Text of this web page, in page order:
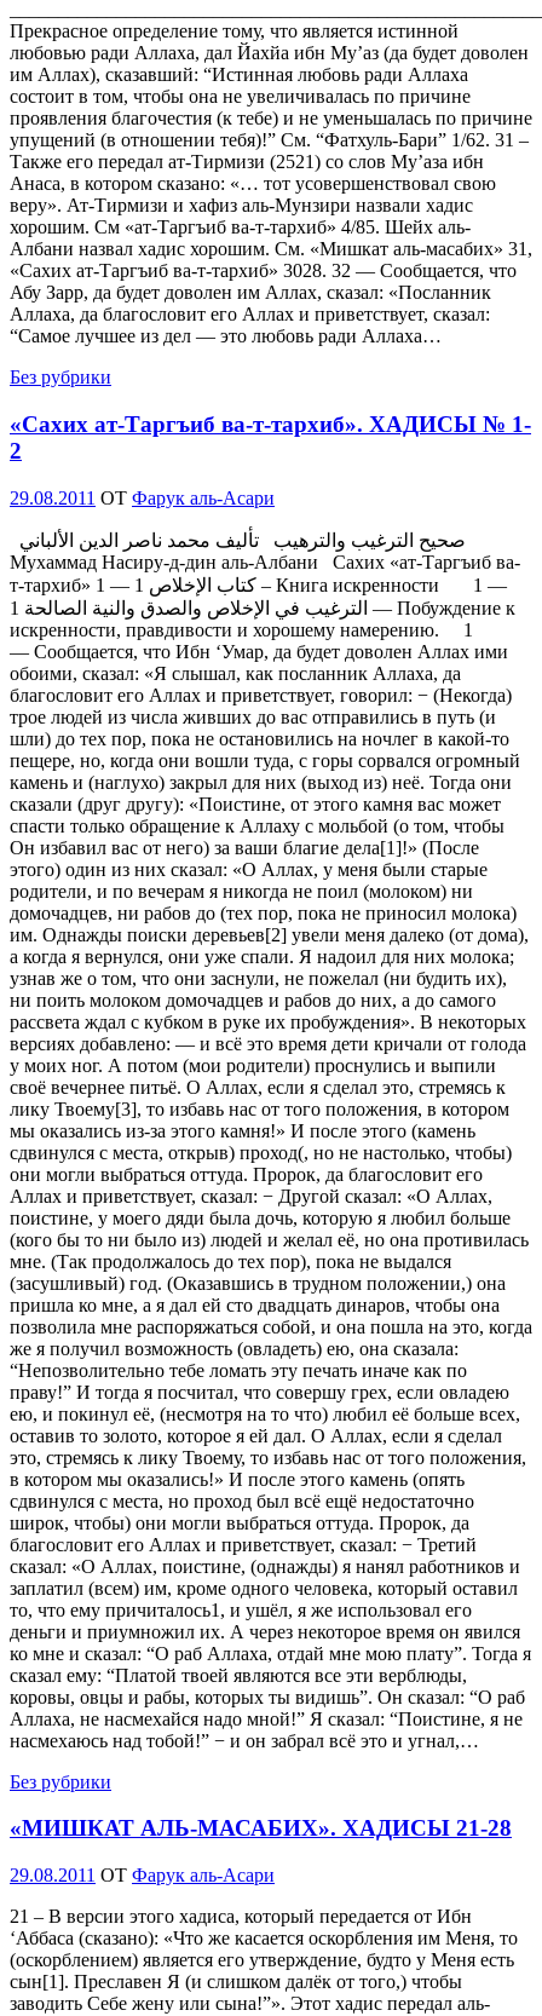
Прекрасное определение тому, что является истинной
любовью ради Аллаха, дал Йахйа ибн Му’аз (да будет доволен
им Аллах), сказавший: “Истинная любовь ради Аллаха
состоит в том, чтобы она не увеличивалась по причине
проявления благочестия (к тебе) и не уменьшалась по причине
упущений (в отношении тебя)!” См. “Фатхуль-Бари” 1/62. 31 –
Также его передал ат-Тирмизи (2521) со слов Му’аза ибн
Анаса, в котором сказано: «… тот усовершенствовал свою
веру». Ат-Тирмизи и хафиз аль-Мунзири назвали хадис
хорошим. См «ат-Таргъиб ва-т-тархиб» 4/85. Шейх аль-
Албани назвал хадис хорошим. См. «Мишкат аль-масабих» 31,
«Сахих ат-Таргъиб ва-т-тархиб» 3028. 32 — Сообщается, что
Абу Зарр, да будет доволен им Аллах, сказал: «Посланник
Аллаха, да благословит его Аллах и приветствует, сказал:
“Самое лучшее из дел — это любовь ради Аллаха…
Без рубрики
«Сахих ат-Таргъиб ва-т-тархиб». ХАДИСЫ № 1-
2
Опубликовано
29.08.2011 OT Фарук аль-Асари
Мухаммад Насиру-д-дин аль-Албани Сахих «ат-Таргъиб ва-
т-тархиб» 1 — كتاب الإخلاص 1 – Книга искренности 1 —
الترغيب في الإخلاص والصدق والنية الصالحة 1 — Побуждение к
искренности, правдивости и хорошему намерению. 1
— Сообщается, что Ибн ‘Умар, да будет доволен Аллах ими
обоими, сказал: «Я слышал, как посланник Аллаха, да
благословит его Аллах и приветствует, говорил: − (Некогда)
трое людей из числа живших до вас отправились в путь (и
шли) до тех пор, пока не остановились на ночлег в какой-то
пещере, но, когда они вошли туда, с горы сорвался огромный
камень и (наглухо) закрыл для них (выход из) неё. Тогда они
сказали (друг другу): «Поистине, от этого камня вас может
спасти только обращение к Аллаху с мольбой (о том, чтобы
Он избавил вас от него) за ваши благие дела[1]!» (После
этого) один из них сказал: «О Аллах, у меня были старые
родители, и по вечерам я никогда не поил (молоком) ни
домочадцев, ни рабов до (тех пор, пока не приносил молока)
им. Однажды поиски деревьев[2] увели меня далеко (от дома),
а когда я вернулся, они уже спали. Я надоил для них молока;
узнав же о том, что они заснули, не пожелал (ни будить их),
ни поить молоком домочадцев и рабов до них, а до самого
рассвета ждал с кубком в руке их пробуждения». В некоторых
версиях добавлено: — и всё это время дети кричали от голода
у моих ног. А потом (мои родители) проснулись и выпили
своё вечернее питьё. О Аллах, если я сделал это, стремясь к
лику Твоему[3], то избавь нас от того положения, в котором
мы оказались из-за этого камня!» И после этого (камень
сдвинулся с места, открыв) проход(, но не настолько, чтобы)
они могли выбраться оттуда. Пророк, да благословит его
Аллах и приветствует, сказал: − Другой сказал: «О Аллах,
поистине, у моего дяди была дочь, которую я любил больше
(кого бы то ни было из) людей и желал её, но она противилась
мне. (Так продолжалось до тех пор), пока не выдался
(засушливый) год. (Оказавшись в трудном положении,) она
пришла ко мне, а я дал ей сто двадцать динаров, чтобы она
позволила мне распоряжаться собой, и она пошла на это, когда
же я получил возможность (овладеть) ею, она сказала:
“Непозволительно тебе ломать эту печать иначе как по
праву!” И тогда я посчитал, что совершу грех, если овладею
ею, и покинул её, (несмотря на то что) любил её больше всех,
оставив то золото, которое я ей дал. О Аллах, если я сделал
это, стремясь к лику Твоему, то избавь нас от того положения,
в котором мы оказались!» И после этого камень (опять
сдвинулся с места, но проход был всё ещё недостаточно
широк, чтобы) они могли выбраться оттуда. Пророк, да
благословит его Аллах и приветствует, сказал: − Третий
сказал: «О Аллах, поистине, (однажды) я нанял работников и
заплатил (всем) им, кроме одного человека, который оставил
то, что ему причиталось1, и ушёл, я же использовал его
деньги и приумножил их. А через некоторое время он явился
ко мне и сказал: “О раб Аллаха, отдай мне мою плату”. Тогда я
сказал ему: “Платой твоей являются все эти верблюды,
коровы, овцы и рабы, которых ты видишь”. Он сказал: “О раб
Аллаха, не насмехайся надо мной!” Я сказал: “Поистине, я не
насмехаюсь над тобой!” − и он забрал всё это и угнал,…
Без рубрики
«МИШКАТ АЛЬ-МАСАБИХ». ХАДИСЫ 21-28
Опубликовано
29.08.2011 OT Фарук аль-Асари
21 – В версии этого хадиса, который передается от Ибн
‘Аббаса (сказано): «Что же касается оскорбления им Меня, то
(оскорблением) является его утверждение, будто у Меня есть
сын[1]. Преславен Я (и слишком далёк от того,) чтобы
заводить Себе жену или сына!”». Этот хадис передал аль-